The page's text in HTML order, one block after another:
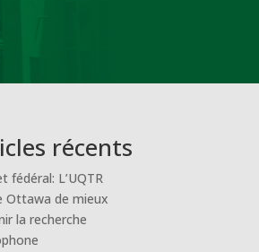
récents
fédéral: L’UQTR
Ottawa de mieux
la recherche